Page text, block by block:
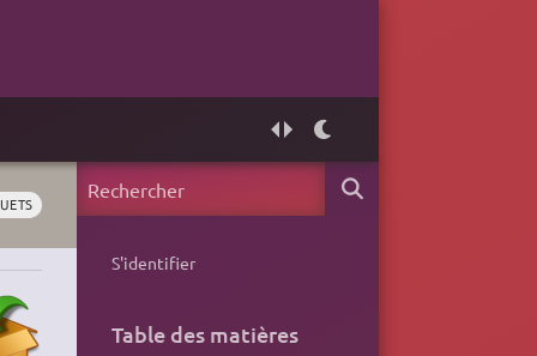
S'identifier
Table des matières